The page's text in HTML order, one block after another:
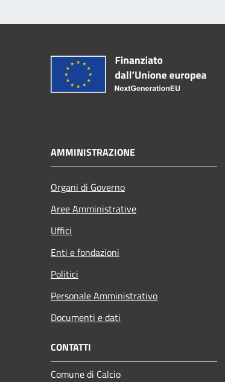
AMMINISTRAZIONE
Organi di Governo
Aree Amministrative
Uffici
Enti e fondazioni
Politici
Personale Amministrativo
Documenti e dati
CONTATTI
Comune di Calcio